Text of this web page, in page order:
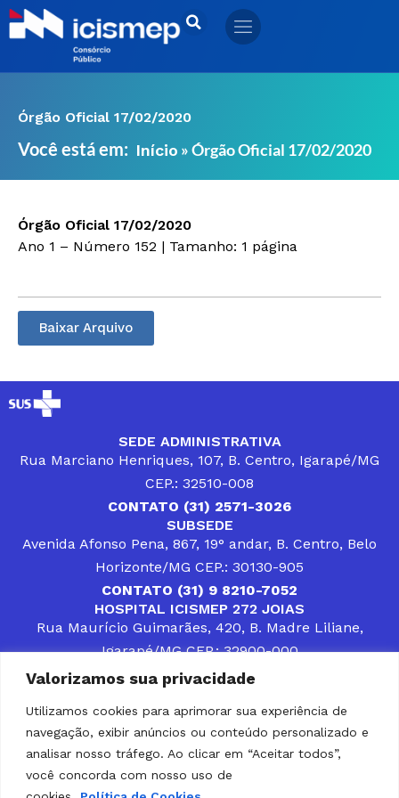
Valorizamos sua privacidade
Utilizamos cookies para aprimorar sua experiência de
navegação, exibir anúncios ou conteúdo personalizado e
analisar nosso tráfego. Ao clicar em “Aceitar todos”,
você concorda com nosso uso de
Ir
para
Órgão Oficial 17/02/2020
Você está em: Início »Órgão Oficial 17/02/2020
Órgão Oficial 17/02/2020
Ano 1 – Número 152 | Tamanho: 1 página
Baixar Arquivo
SEDE ADMINISTRATIVA
Rua Marciano Henriques, 107, B. Centro, Igarapé/MG
CEP.: 32510-008
CONTATO (31) 2571-3026
SUBSEDE
Avenida Afonso Pena, 867, 19° andar, B. Centro, Belo
Horizonte/MG CEP.: 30130-905
CONTATO (31) 9 8210-7052
HOSPITAL ICISMEP 272 JOIAS
Rua Maurício Guimarães, 420, B. Madre Liliane,
Igarapé/MG CEP.: 32900-000
CONTATOS (31) 3512-4400 ou (31) 9 8309-8660
DESENVOLVER SOLUÇÕES, AÇÕES E SERVIÇOS
PÚBLICOS QUE COMPLEMENTEM A ASSISTÊNCIA À
POPULAÇÃO DA REGIÃO EM QUE ATUA, SENDO
PARCEIRO DOS MUNICÍPIOS CONSORCIADOS NA
SOLUÇÃO DE DIFICULDADES ENFRENTADAS POR
GESTORES MUNICIPAIS, É O COMPROMISSO DO
ICISMEP.